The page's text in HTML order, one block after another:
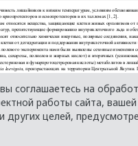
соглашаетесь на
работы сайта, вашей
других целей,